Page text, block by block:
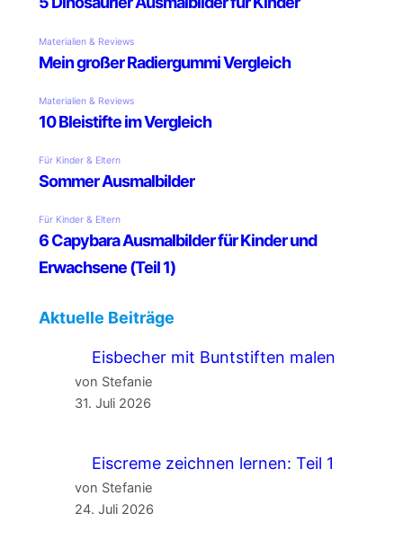
Aktuelle Beiträge
Eisbecher mit Buntstiften malen
von Stefanie
31. Juli 2026
Eiscreme zeichnen lernen: Teil 1
von Stefanie
24. Juli 2026